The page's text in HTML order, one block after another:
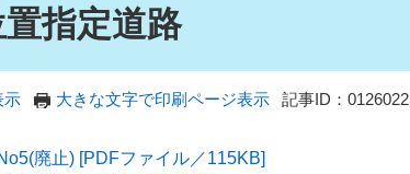
指定道路
示 大きな文字で印刷ページ表示 記事ID：0126022
廃止) [PDFファイル／115KB]